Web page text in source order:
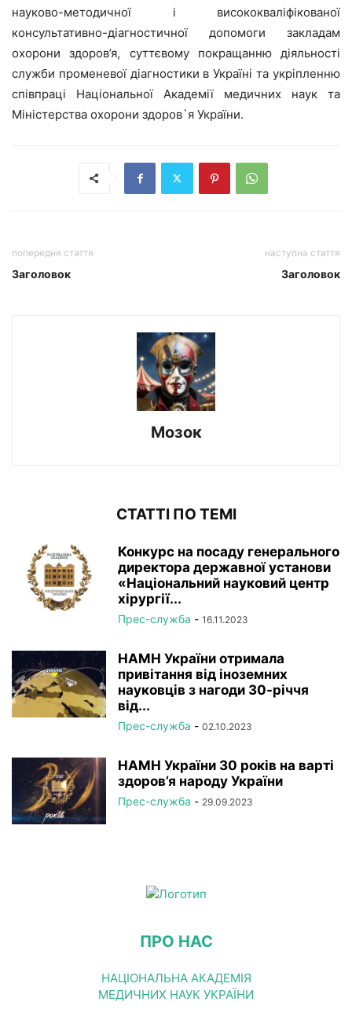
науково-методичної і висококваліфікованої
консультативно-діагностичної допомоги закладам
охорони здоров’я, суттєвому покращанню діяльності
служби променевої діагностики в Україні та укріпленню
співпраці Національної Академії медичних наук та
Міністерства охорони здоров`я України.
попередня стаття
Заголовок
наступна стаття
Заголовок
Мозок
СТАТТІ ПО ТЕМІ
Конкурс на посаду генерального
директора державної установи
«Національний науковий центр
хірургії...
Прес-служба - 16.11.2023
НАМН України отримала
привітання від іноземних
науковців з нагоди 30-річчя
від...
Прес-служба - 02.10.2023
НАМН України 30 років на варті
здоров’я народу України
Прес-служба - 29.09.2023
ПРО НАС
НАЦІОНАЛЬНА АКАДЕМІЯ
МЕДИЧНИХ НАУК УКРАЇНИ